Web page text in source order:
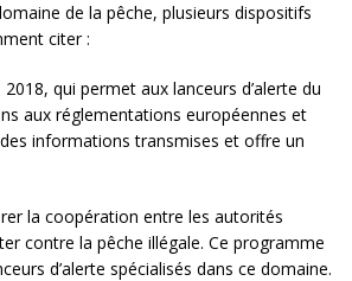
de la pêche, plusieurs dispositifs
citer :
qui permet aux lanceurs d’alerte du
aux réglementations européennes et
informations transmises et offre un
la coopération entre les autorités
contre la pêche illégale. Ce programme
d’alerte spécialisés dans ce domaine.